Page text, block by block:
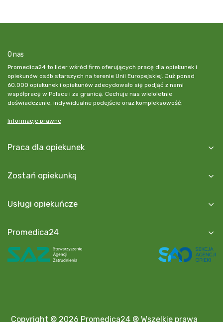
O nas
Promedica24 to lider wśród firm oferujących pracę dla opiekunek i
opiekunów osób starszych na terenie Unii Europejskiej. Już ponad
60.000 opiekunek i opiekunów zdecydowało się podjąć z nami
współpracę w Polsce i za granicą. Cechuje nas wieloletnie
doświadczenie, indywidualne podejście oraz kompleksowość.
Informacje prawne
Praca dla opiekunek
Zostań opiekunką
Usługi opiekuńcze
Promedica24
Copyright © 2026 Promedica24 ® Wszelkie prawa